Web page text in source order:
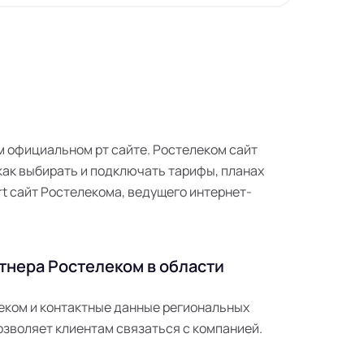
официальном рт сайте. Ростелеком сайт
выбирать и подключать тарифы, планах
сайт Ростелекома, ведущего интернет-
Ростелеком в области
и контактные данные региональных
клиентам связаться с компанией.